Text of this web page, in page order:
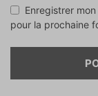
Enregistrer
pour la prochaine